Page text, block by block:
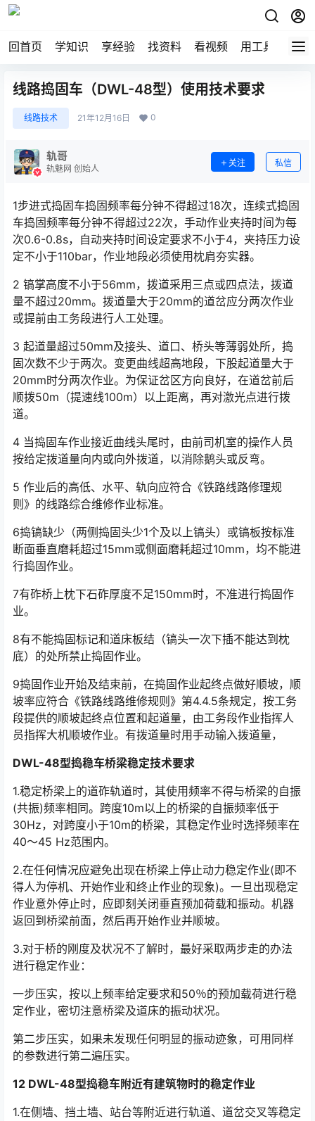
回首页 学知识 享经验 找资料 看视频 用工具 论技
线路捣固车（DWL-48型）使用技术要求
线路技术 21年12月16日 0
轨哥
轨魅网 创始人
关注 私信
1步进式捣固车捣固频率每分钟不得超过18次，连续式捣固
车捣固频率每分钟不得超过22次，手动作业夹持时间为每
次0.6-0.8s，自动夹持时间设定要求不小于4，夹持压力设
定不小于110bar，作业地段必须使用枕肩夯实器。󠅅󠅃󠄵󠅂󠄪󠇖󠆨󠆨󠇕󠆞󠆒󠅬󠇘󠆭󠆘󠇙󠆝󠅵󠇗󠆭󠆁󠄐󠇗󠅹󠅸󠇖󠆍󠅳󠇖󠅹󠅰󠇖󠆌󠅹
2 镐掌高度不小于56mm，拨道采用三点或四点法，拨道
量不超过20mm。拨道量大于20mm的道岔应分两次作业
或提前由工务段进行人工处理。
3 起道量超过50mm及接头、道口、桥头等薄弱处所，捣
固次数不少于两次。变更曲线超高地段，下股起道量大于
20mm时分两次作业。为保证岔区方向良好，在道岔前后
顺拨50m（提速线100m）以上距离，再对激光点进行拨
道。󠅅󠅃󠄵󠅂󠄪󠇖󠆨󠆨󠇕󠆞󠆒󠅬󠇘󠆭󠆘󠇙󠆝󠅵󠇗󠆭󠆁󠄐󠇗󠅹󠅸󠇖󠆍󠅳󠇖󠅹󠅰󠇖󠆌󠅹
4 当捣固车作业接近曲线头尾时，由前司机室的操作人员
按给定拨道量向内或向外拨道，以消除鹅头或反弯。
5 作业后的高低、水平、轨向应符合《铁路线路修理规
则》的线路综合维修作业标准。
6捣镐缺少（两侧捣固头少1个及以上镐头）或镐板按标准
断面垂直磨耗超过15mm或侧面磨耗超过10mm，均不能进
行捣固作业。
7有砟桥上枕下石砟厚度不足150mm时，不准进行捣固作
业。
8有不能捣固标记和道床板结（镐头一次下插不能达到枕
底）的处所禁止捣固作业。
9捣固作业开始及结束前，在捣固作业起终点做好顺坡，顺
坡率应符合《铁路线路维修规则》第4.4.5条规定，按工务
段提供的顺坡起终点位置和起道量，由工务段作业指挥人
员指挥大机顺坡作业。有拨道量时用手动输入拨道量，󠅅󠅃󠄵󠅂󠄪󠇖󠆨󠆨󠇕󠆞󠆒󠅬󠇘󠆭󠆘󠇙󠆝󠅵󠇗󠆭󠆁󠄐󠇗󠅹󠅸󠇖󠆍󠅳󠇖󠅹󠅰󠇖󠆌󠅹
DWL-48型捣稳车桥梁稳定技术要求
1.稳定桥梁上的道砟轨道时，其使用频率不得与桥梁的自振
(共振)频率相同。跨度10m以上的桥梁的自振频率低于
30Hz，对跨度小于10m的桥梁，其稳定作业时选择频率在
40～45 Hz范围内。󠅅󠅃󠄵󠅂󠄪󠇖󠆨󠆨󠇕󠆞󠆒󠅬󠇘󠆭󠆘󠇙󠆝󠅵󠇗󠆭󠆁󠄐󠇗󠅹󠅸󠇖󠆍󠅳󠇖󠅹󠅰󠇖󠆌󠅹
2.在任何情况应避免出现在桥梁上停止动力稳定作业(即不
得人为停机、开始作业和终止作业的现象)。一旦出现稳定
作业意外停止时，应即刻关闭垂直预加荷载和振动。机器
返回到桥梁前面，然后再开始作业并顺坡。󠅅󠅃󠄵󠅂󠄪󠇖󠆨󠆨󠇕󠆞󠆒󠅬󠇘󠆭󠆘󠇙󠆝󠅵󠇗󠆭󠆁󠄐󠇗󠅹󠅸󠇖󠆍󠅳󠇖󠅹󠅰󠇖󠆌󠅹
3.对于桥的刚度及状况不了解时，最好采取两步走的办法
进行稳定作业：
一步压实，按以上频率给定要求和50％的预加载荷进行稳
定作业，密切注意桥梁及道床的振动状况。
第二步压实，如果未发现任何明显的振动迹象，可用同样
的参数进行第二遍压实。
12 DWL-48型捣稳车附近有建筑物时的稳定作业
1.在侧墙、挡土墙、站台等附近进行轨道、道岔交叉等稳定